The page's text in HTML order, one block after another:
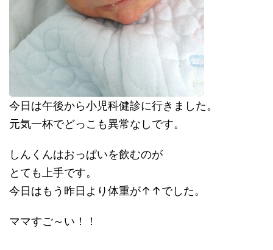
今日は午後から小児科健診に行きました。
元気一杯でどっこも異常なしです。
しんくんはおっぱいを飲むのが
とても上手です。
今日はもう昨日より体重が↑↑でした。
ママすご～い！！